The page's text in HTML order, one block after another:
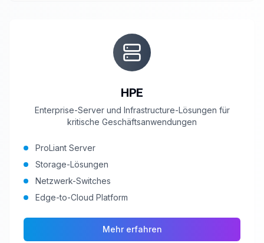
HPE
Enterprise-Server und Infrastructure-Lösungen für
kritische Geschäftsanwendungen
ProLiant Server
Storage-Lösungen
Netzwerk-Switches
Edge-to-Cloud Platform
Mehr erfahren